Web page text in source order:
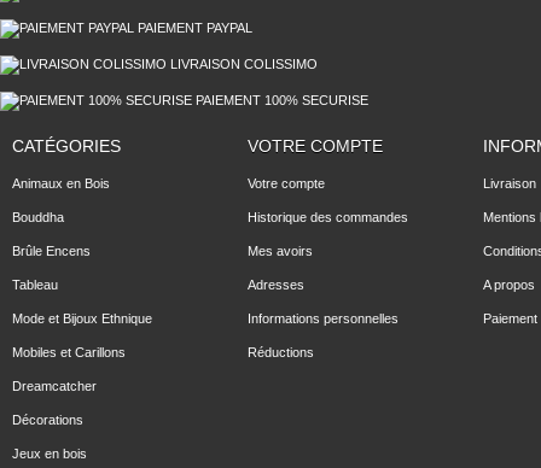
PAIEMENT PAYPAL
LIVRAISON COLISSIMO
PAIEMENT 100% SECURISE
CATÉGORIES
Animaux en Bois
Bouddha
Brûle Encens
Tableau
Mode et Bijoux Ethnique
Mobiles et Carillons
Dreamcatcher
Décorations
Jeux en bois
VOTRE COMPTE
Votre compte
Historique des commandes
Mes avoirs
Adresses
Informations personnelles
Réductions
Livraison
Mentions
A propos